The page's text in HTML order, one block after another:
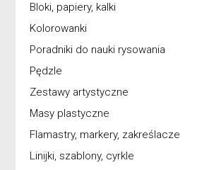
Bloki, papiery, kalki
Kolorowanki
Poradniki do nauki rysowania
Pędzle
Zestawy artystyczne
Masy plastyczne
Flamastry, markery, zakreślacze
Linijki, szablony, cyrkle